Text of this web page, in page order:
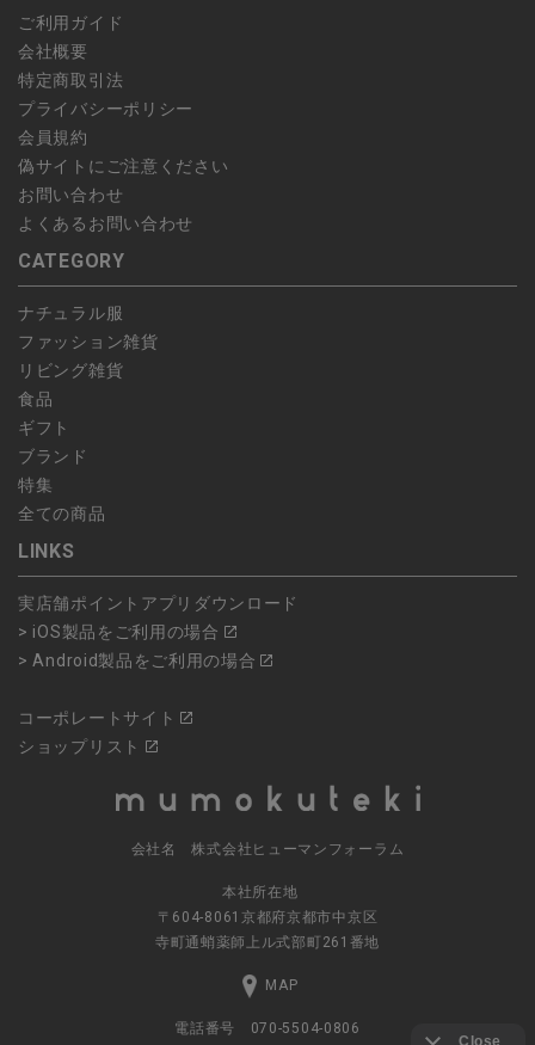
かじめご了承ください。
ご利用ガイド
会社概要
特定商取引法
プライバシーポリシー
会員規約
偽サイトにご注意ください
お問い合わせ
よくあるお問い合わせ
CATEGORY
ナチュラル服
ファッション雑貨
リビング雑貨
食品
ギフト
ブランド
特集
全ての商品
LINKS
実店舗ポイントアプリダウンロード
> iOS製品をご利用の場合
> Android製品をご利用の場合
コーポレートサイト
ショップリスト
会社名 株式会社ヒューマンフォーラム
本社所在地
〒604-8061京都府京都市中京区
寺町通蛸薬師上ル式部町261番地
MAP
電話番号 070-5504-0806